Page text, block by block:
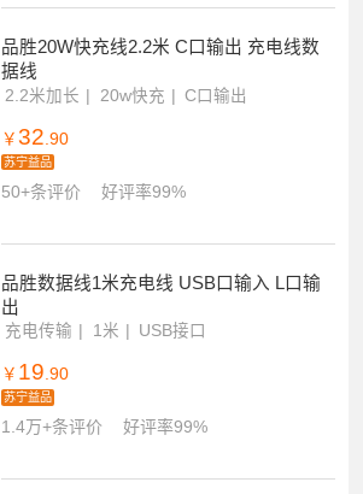
品胜20W快充线2.2米 C口输出 充电线数
据线
2.2米加长 20w快充 C口输出
￥ 32 .90
苏宁益品
50+条评价 好评率99%
品胜数据线1米充电线 USB口输入 L口输
出
充电传输 1米 USB接口
￥ 19.90
苏宁益品
1.4万+条评价 好评率99%